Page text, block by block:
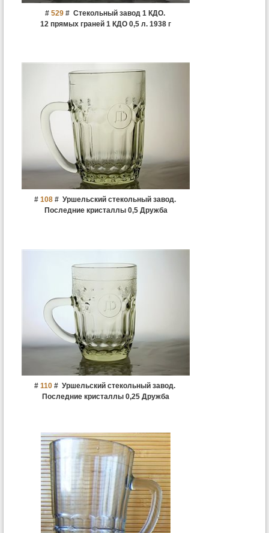
# 529# Стекольный завод 1 КДО.
12 прямых граней 1 КДО 0,5 л. 1938 г
# 108# Уршельский стекольный завод.
Последние кристаллы 0,5 Дружба
# 110 # Уршельский стекольный завод.
Последние кристаллы 0,25 Дружба